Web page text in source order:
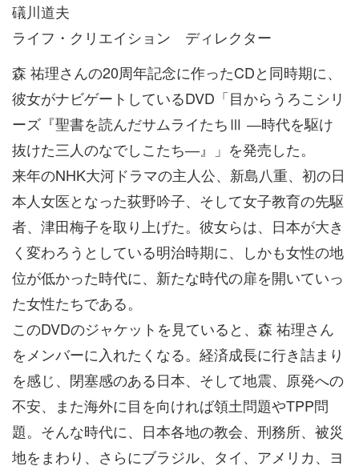
礒川道夫
ライフ・クリエイション ディレクター
森 祐理さんの20周年記念に作ったCDと同時期に、
彼女がナビゲートしているDVD「目からうろこシリ
ーズ『聖書を読んだサムライたちⅢ ―時代を駆け
抜けた三人のなでしこたち―』」を発売した。
来年のNHK大河ドラマの主人公、新島八重、初の日
本人女医となった荻野吟子、そして女子教育の先駆
者、津田梅子を取り上げた。彼女らは、日本が大き
く変わろうとしている明治時期に、しかも女性の地
位が低かった時代に、新たな時代の扉を開いていっ
た女性たちである。
このDVDのジャケットを見ていると、森 祐理さん
をメンバーに入れたくなる。経済成長に行き詰まり
を感じ、閉塞感のある日本、そして地震、原発への
不安、また海外に目を向ければ領土問題やTPP問
題。そんな時代に、日本各地の教会、刑務所、被災
地をまわり、さらにブラジル、タイ、アメリカ、ヨ